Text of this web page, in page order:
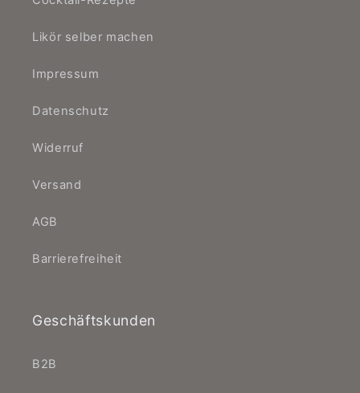
Likör selber machen
Impressum
Datenschutz
Widerruf
Versand
AGB
Barrierefreiheit
Geschäftskunden
B2B